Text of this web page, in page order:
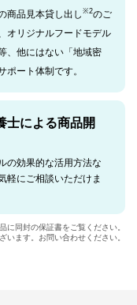
商品見本貸し出し※2のご
オリジナルフードモデル
、他にはない「地域密
ポート体制です。
士による商品開
の効果的な活用方法な
軽にご相談いただけま
に同封の保証書をご覧ください。
ます。お問い合わせください。